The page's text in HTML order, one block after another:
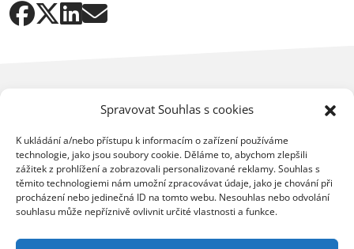
Spravovat Souhlas s cookies
K ukládání a/nebo přístupu k informacím o zařízení používáme
technologie, jako jsou soubory cookie. Děláme to, abychom zlepšili
zážitek z prohlížení a zobrazovali personalizované reklamy. Souhlas s
těmito technologiemi nám umožní zpracovávat údaje, jako je chování při
procházení nebo jedinečná ID na tomto webu. Nesouhlas nebo odvolání
souhlasu může nepříznivě ovlivnit určité vlastnosti a funkce.
Mohlo by vás dále zajímat